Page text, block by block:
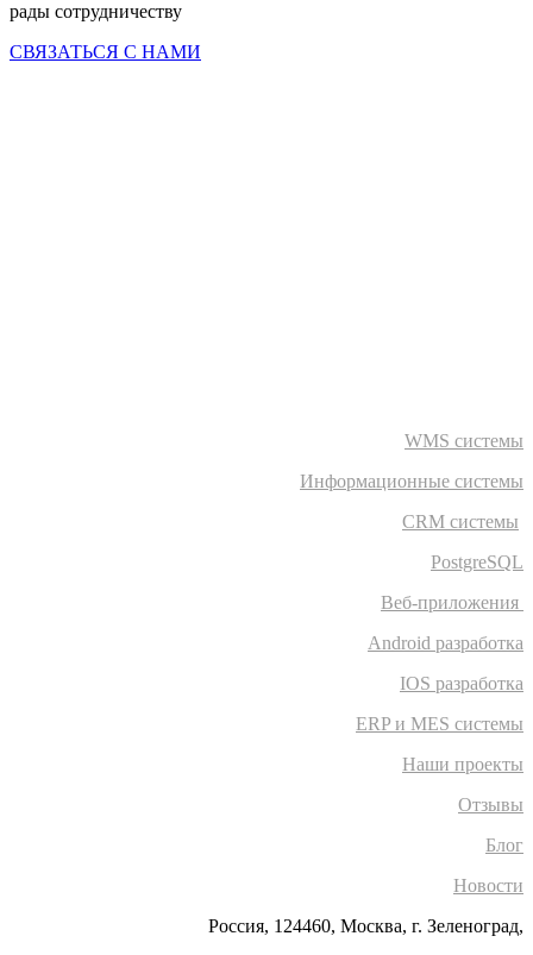
рады сотрудничеству
СВЯЗАТЬСЯ С НАМИ
WMS системы
Информационные системы
CRM системы
PostgreSQL
Веб-приложения
Android разработка
IOS разработка
ERP и MES системы
Наши проекты
Отзывы
Блог
Новости
Россия, 124460, Москва, г. Зеленоград,